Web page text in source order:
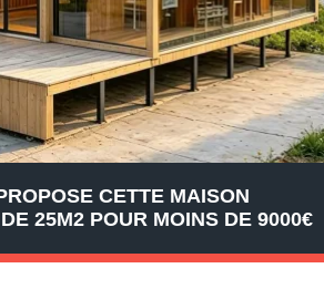
CETTE MAISON
25M2 POUR MOINS DE 9000€